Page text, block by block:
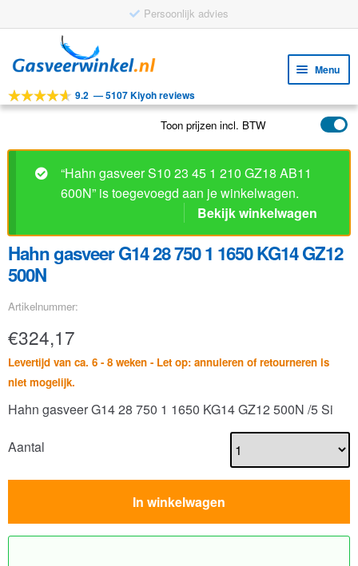
Persoonlijk advies
door
navigatie
naar
inhoud
Menu
Tools
Toepassingen
Klantenservice
9.2 —5107 Kiyoh reviews
Toon prijzen incl. BTW
“Hahn gasveer S10 23 45 1 210 GZ18 AB11
600N” is toegevoegd aan je winkelwagen.
Bekijk winkelwagen
Hahn gasveer G14 28 750 1 1650 KG14 GZ12
500N
Artikelnummer:
€324,17
Levertijd van ca. 6 - 8 weken - Let op: annuleren of retourneren is
niet mogelijk.
Hahn gasveer G14 28 750 1 1650 KG14 GZ12 500N /5 Si
Aantal
In winkelwagen